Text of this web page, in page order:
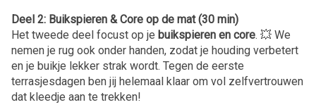
Deel 2: Buikspieren & Core op de mat (30 min)
Het tweede deel focust op je buikspieren en core. 💥 We
nemen je rug ook onder handen, zodat je houding verbetert
en je buikje lekker strak wordt. Tegen de eerste
terrasjesdagen ben jij helemaal klaar om vol zelfvertrouwen
dat kleedje aan te trekken!